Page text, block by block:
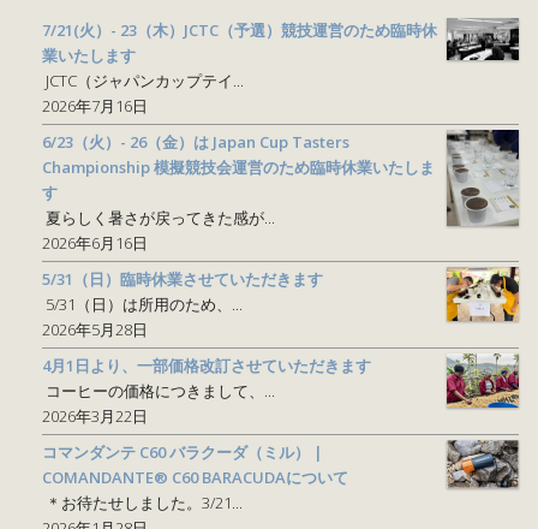
7/21(火）- 23（木）JCTC（予選）競技運営のため臨時休
業いたします
JCTC（ジャパンカップテイ...
2026年7月16日
6/23（火）- 26（金）は Japan Cup Tasters
Championship 模擬競技会運営のため臨時休業いたしま
す
夏らしく暑さが戻ってきた感が...
2026年6月16日
5/31（日）臨時休業させていただきます
5/31（日）は所用のため、...
2026年5月28日
4月1日より、一部価格改訂させていただきます
コーヒーの価格につきまして、...
2026年3月22日
コマンダンテ C60 バラクーダ（ミル） |
COMANDANTE® C60 BARACUDAについて
＊お待たせしました。3/21...